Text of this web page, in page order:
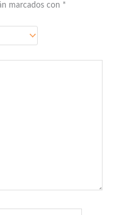
marcados con *